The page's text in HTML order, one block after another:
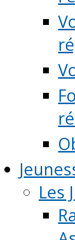
Les